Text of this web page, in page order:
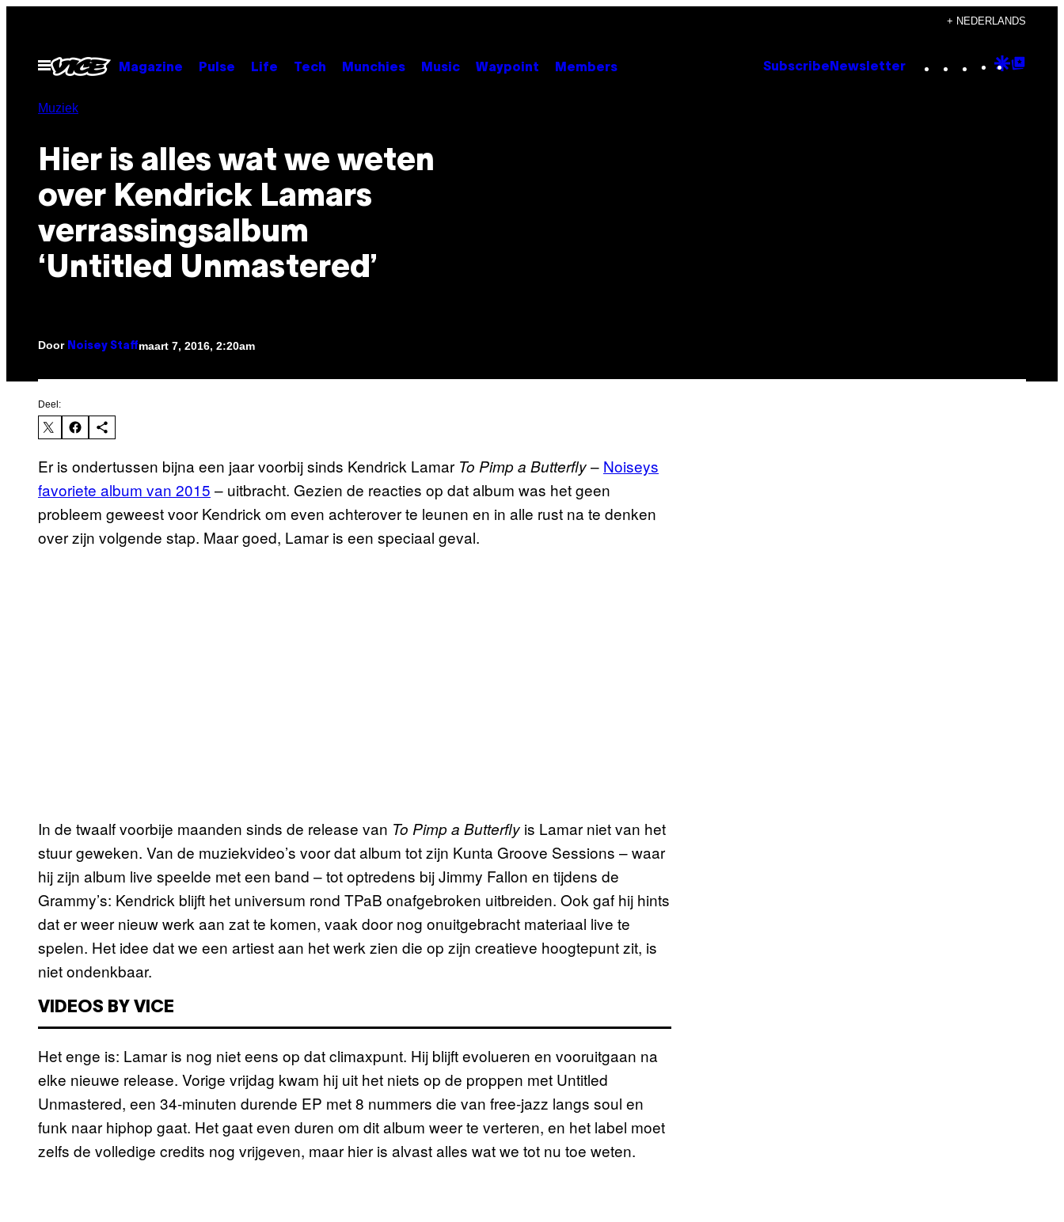
+ NEDERLANDS
Open
menu
Magazine Pulse Life Tech Munchies Music Waypoint Members Subscribe Newsletter Instagram
TikTok
YouTube
Google
Muziek
Hier is alles wat we weten
over Kendrick Lamars
verrassingsalbum
‘Untitled Unmastered’
Door Noisey Staffmaart 7, 2016, 2:20am
Deel:
Er is ondertussen bijna een jaar voorbij sinds Kendrick Lamar To Pimp a Butterfly– Noiseys
favoriete album van 2015 – uitbracht. Gezien de reacties op dat album was het geen
probleem geweest voor Kendrick om even achterover te leunen en in alle rust na te denken
over zijn volgende stap. Maar goed, Lamar is een speciaal geval.
In de twaalf voorbije maanden sinds de release van To Pimp a Butterfly is Lamar niet van het
stuur geweken. Van de muziekvideo’s voor dat album tot zijn Kunta Groove Sessions – waar
hij zijn album live speelde met een band – tot optredens bij Jimmy Fallon en tijdens de
Grammy’s: Kendrick blijft het universum rond TPaB onafgebroken uitbreiden. Ook gaf hij hints
dat er weer nieuw werk aan zat te komen, vaak door nog onuitgebracht materiaal live te
spelen. Het idee dat we een artiest aan het werk zien die op zijn creatieve hoogtepunt zit, is
niet ondenkbaar.
VIDEOS BY VICE
Het enge is: Lamar is nog niet eens op dat climaxpunt. Hij blijft evolueren en vooruitgaan na
elke nieuwe release. Vorige vrijdag kwam hij uit het niets op de proppen met Untitled
Unmastered, een 34-minuten durende EP met 8 nummers die van free-jazz langs soul en
funk naar hiphop gaat. Het gaat even duren om dit album weer te verteren, en het label moet
zelfs de volledige credits nog vrijgeven, maar hier is alvast alles wat we tot nu toe weten.